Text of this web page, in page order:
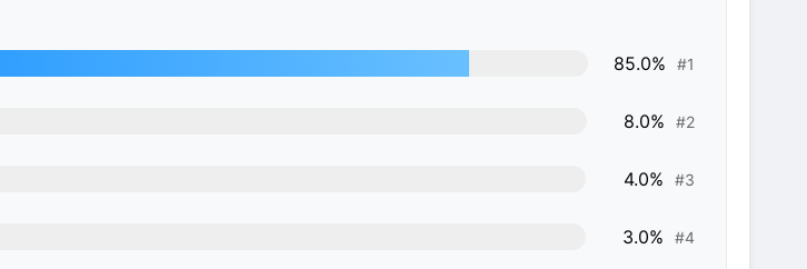
85.0% #1
8.0% #2
4.0% #3
3.0% #4